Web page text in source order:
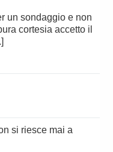
cortesia accetto il